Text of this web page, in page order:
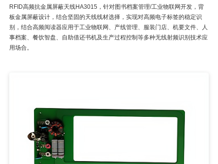
RFID高频抗金属屏蔽天线HA3015，针对图书档案管理/工业物联网开发，背
板金属屏蔽设计，结合坚固的天线线材选择，实现对高频电子标签的稳定识
别，结合高频阅读器应用于工业物联网、产线管理、服装门店、机要文件、人
事档案、餐饮智盘、自助借还书机及生产过程控制等多种无线射频识别技术应
用场合。